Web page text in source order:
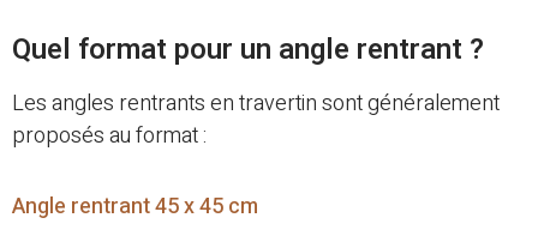
Quel format pour un angle rentrant ?
Les angles rentrants en travertin sont généralement
proposés au format :
Angle rentrant 45 x 45 cm